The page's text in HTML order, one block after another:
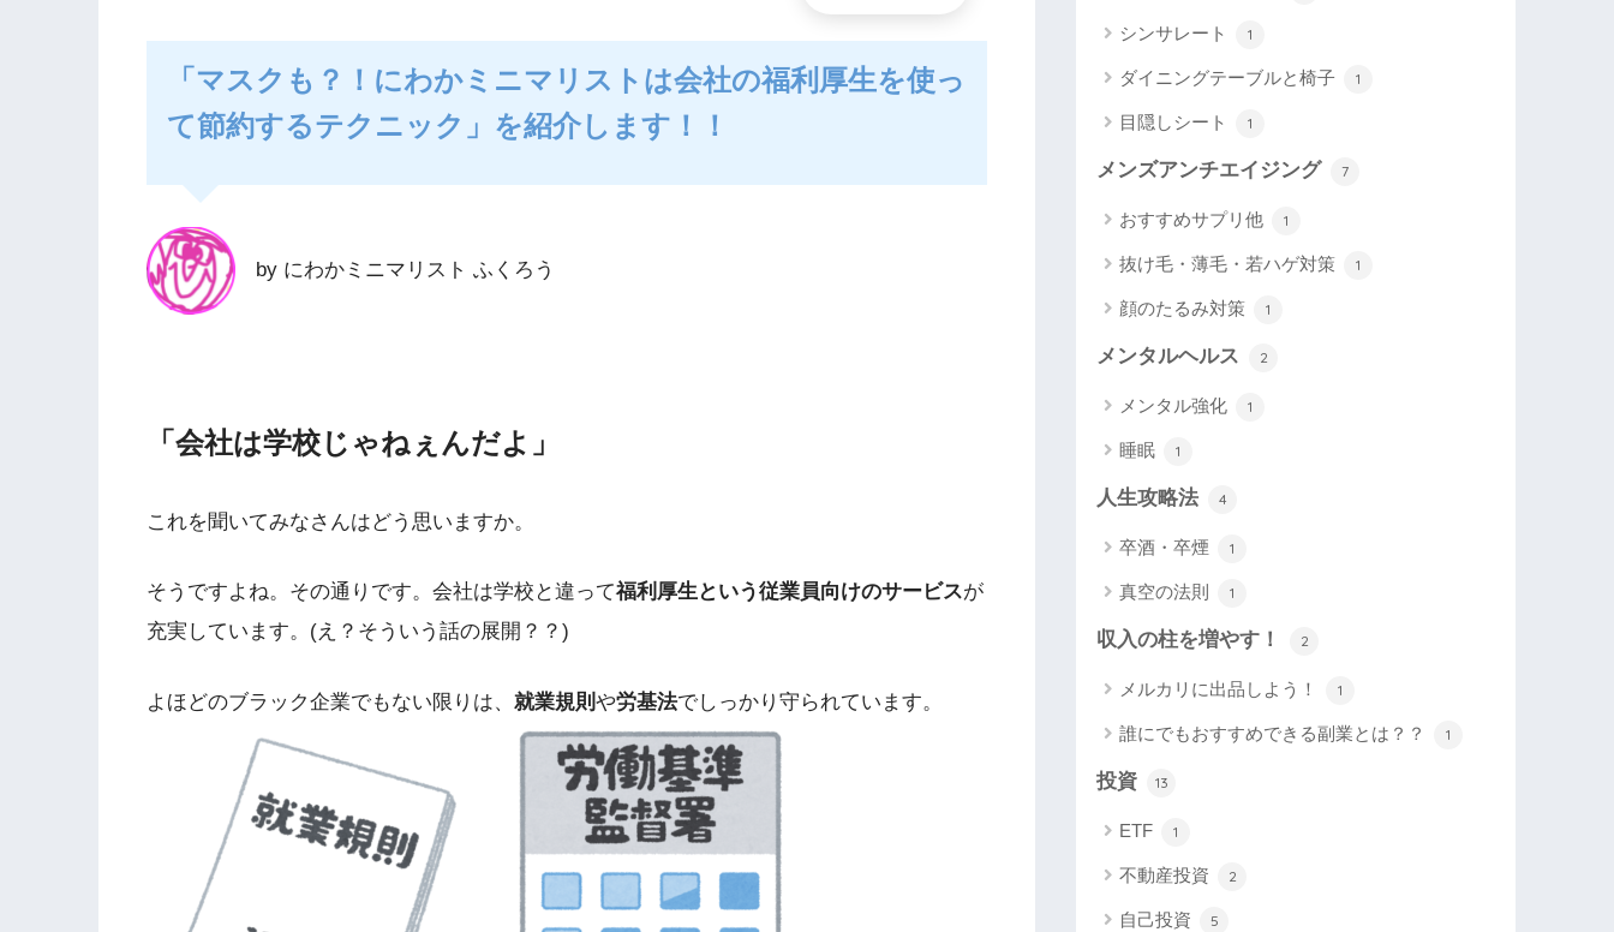
「マスクも？！にわかミニマリストは会社の福利厚生を使っ
て節約するテクニック」を紹介します！！
by にわかミニマリスト ふくろう
「会社は学校じゃねぇんだよ」
これを聞いてみなさんはどう思いますか。
そうですよね。その通りです。会社は学校と違って福利厚生という従業員向けのサービスが
充実しています。(え？そういう話の展開？？)
よほどのブラック企業でもない限りは、 就業規則 や労基法でしっかり守られています。
シンサレート 1
ダイニングテーブルと椅子 1
目隠しシート 1
メンズアンチエイジング 7
おすすめサプリ他 1
抜け毛・薄毛・若ハゲ対策 1
顔のたるみ対策 1
メンタルヘルス 2
メンタル強化 1
睡眠 1
人生攻略法 4
卒酒・卒煙 1
真空の法則 1
収入の柱を増やす！ 2
メルカリに出品しよう！ 1
誰にでもおすすめできる副業とは？？ 1
投資 13
ETF 1
不動産投資 2
自己投資 5